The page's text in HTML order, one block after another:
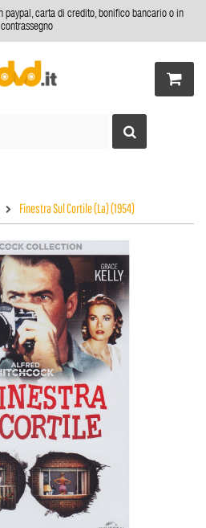
paypal, carta di credito, bonifico bancario o in
contrassegno
Finestra Sul Cortile (La) (1954)